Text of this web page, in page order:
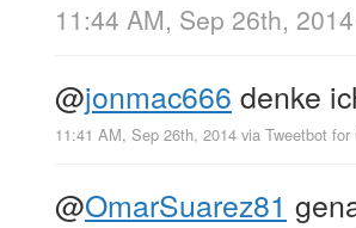
11:44 AM, Sep 26th, 2014
@jonmac666 denke
11:41 AM, Sep 26th, 2014 via Tweetbot for
@OmarSuarez81